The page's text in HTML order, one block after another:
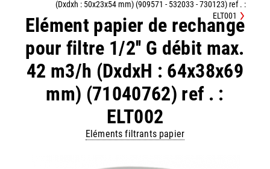
Elément papier de rechange
pour filtre 1/2'' G débit max.
42 m3/h (DxdxH : 64x38x69
mm) (71040762) ref . :
ELT002
Eléments filtrants papier
(Dxdxh : 50x23x54 mm) (909571 - 532033 - 730123) ref . :
ELT001